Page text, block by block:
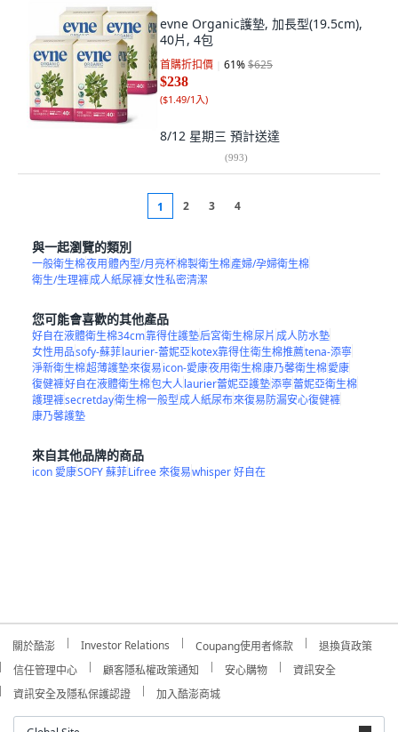
evne Organic護墊, 加長型(19.5cm),
40片, 4包
首購折扣價 61%$625
$238
($1.49/1入)
8/12 星期三 預計送達
(993)
1 2 3 4
與一起瀏覽的類別
一般衛生棉夜用體內型/月亮杯棉製衛生棉產婦/孕婦衛生棉
衛生/生理褲成人紙尿褲女性私密清潔
您可能會喜歡的其他產品
好自在液體衛生棉34cm靠得住護墊后宮衛生棉尿片成人防水墊
女性用品sofy-蘇菲laurier-蕾妮亞kotex靠得住衛生棉推薦tena-添寧
淨新衛生棉超薄護墊來復易icon-愛康夜用衛生棉康乃馨衛生棉愛康
復健褲好自在液體衛生棉包大人laurier蕾妮亞護墊添寧蕾妮亞衛生棉
護理褲secretday衛生棉一般型成人紙尿布來復易防漏安心復健褲
康乃馨護墊
來自其他品牌的商品
icon 愛康SOFY 蘇菲Lifree 來復易whisper 好自在
關於酷澎 Investor Relations Coupang使用者條款
退換貨政策
信任管理中心
顧客隱私權政策通知 安心購物
資訊安全
資訊安全及隱私保護認證
加入酷澎商城